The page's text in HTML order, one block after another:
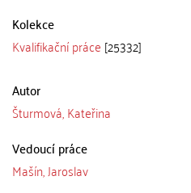
Kolekce
Kvalifikační práce [25332]
Autor
Šturmová, Kateřina
Vedoucí práce
Mašín, Jaroslav